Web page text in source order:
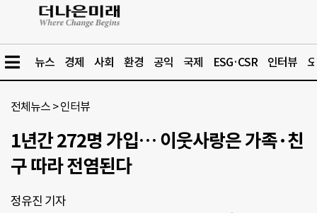
뉴스 경제 사회 환경 공익 국제 ESG·CSR 인터뷰
전체뉴스 >인터뷰
1년간 272명 가입… 이웃사랑은 가족·친
구 따라 전염된다
정유진 기자